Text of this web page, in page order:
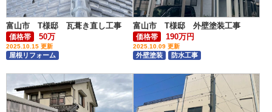
富山市 T様邸 瓦葺き直し工事
価格帯 50万
2025.10.15 更新
屋根リフォーム
富山市 T様邸 外壁塗装工事
価格帯 190万円
2025.10.09 更新
外壁塗装 防水工事